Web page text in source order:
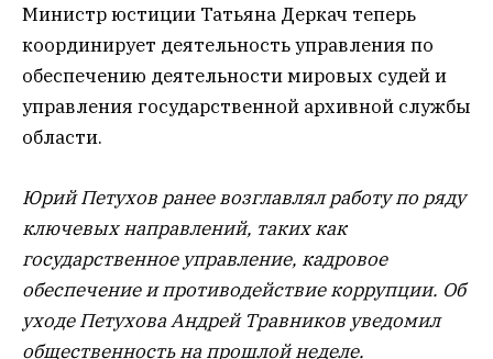
Министр юстиции Татьяна Деркач теперь
координирует деятельность управления по
обеспечению деятельности мировых судей и
управления государственной архивной службы
области.
Юрий Петухов ранее возглавлял работу по ряду
ключевых направлений, таких как
государственное управление, кадровое
обеспечение и противодействие коррупции. Об
уходе Петухова Андрей Травников уведомил
общественность на прошлой неделе.